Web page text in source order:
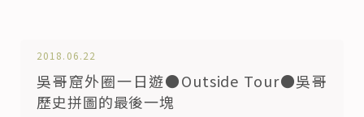
2018.06.22
吳哥窟外圈一日遊●Outside Tour●吳哥
歷史拼圖的最後一塊